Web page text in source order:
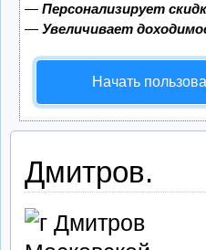
— Персонализирует
— Увеличивает
Начать
Дмитров.